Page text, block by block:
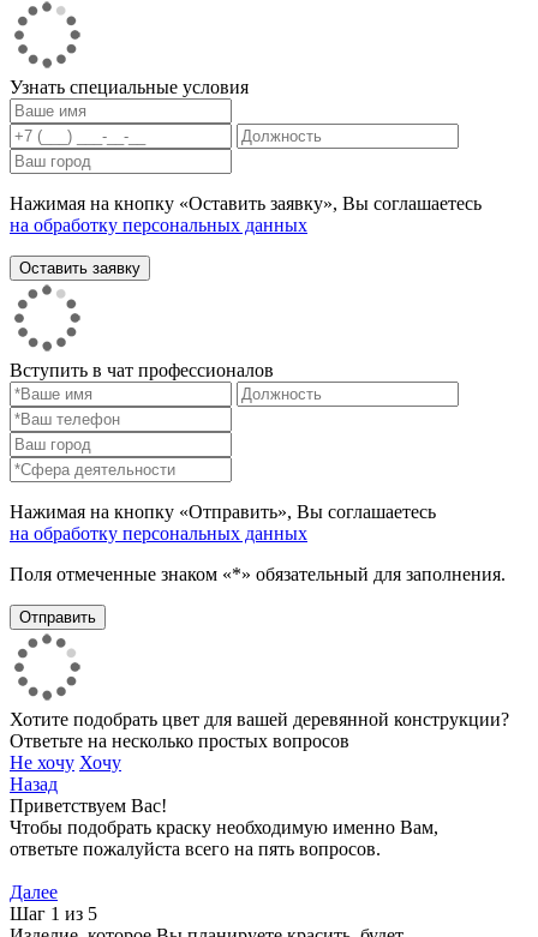
Узнать специальные условия
Нажимая на кнопку «Оставить заявку», Вы соглашаетесь
на обработку персональных данных
Вступить в чат профессионалов
Нажимая на кнопку «Отправить», Вы соглашаетесь
на обработку персональных данных
Поля отмеченные знаком «*» обязательный для заполнения.
Хотите подобрать цвет для вашей деревянной конструкции?
Ответьте на несколько простых вопросов
Не хочу Хочу
Назад
Приветствуем Вас!
Чтобы подобрать краску необходимую именно Вам,
ответьте пожалуйста всего на пять вопросов.
Далее
Шаг 1 из 5